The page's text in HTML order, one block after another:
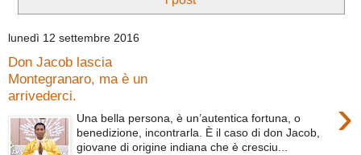
lunedì 12 settembre 2016
Don Jacob lascia
Montegranaro, ma è un
arrivederci.
›
Una bella persona, è un’autentica fortuna, o
benedizione, incontrarla. È il caso di don Jacob,
giovane di origine indiana che è cresciu...